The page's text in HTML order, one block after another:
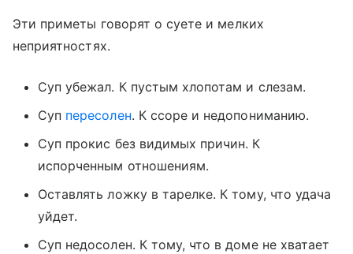
Эти приметы говорят о суете и мелких
неприятностях.
Суп убежал. К пустым хлопотам и слезам.
Суп пересолен. К ссоре и недопониманию.
Суп прокис без видимых причин. К
испорченным отношениям.
Оставлять ложку в тарелке. К тому, что удача
уйдет.
Суп недосолен. К тому, что в доме не хватает